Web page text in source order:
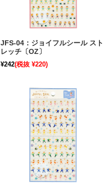
JFS-04：ジョイフルシール スト
レッチ〔OZ〕
¥242(税抜 ¥220)